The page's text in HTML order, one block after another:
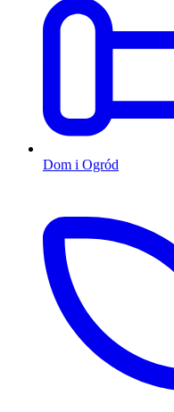
Dom i Ogród